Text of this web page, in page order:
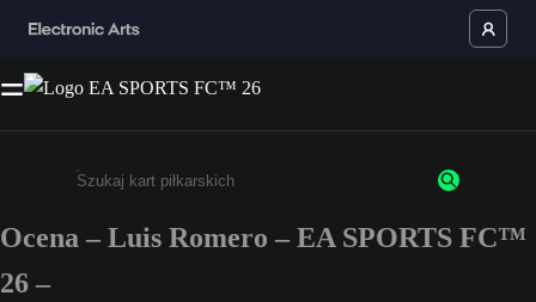
Wpisz co najmniej 3 znaki lub cyfry.
Ocena – Luis Romero – EA SPORTS FC™
26 –